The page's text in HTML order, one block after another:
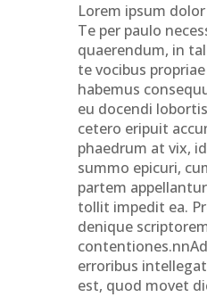
Lorem ipsum
Te per paulo
quaerendum, in
te vocibus
habemus
eu docendi
cetero eripuit
phaedrum at vix,
summo epicuri,
partem
tollit impedit ea.
denique
erroribus
est, quod movet